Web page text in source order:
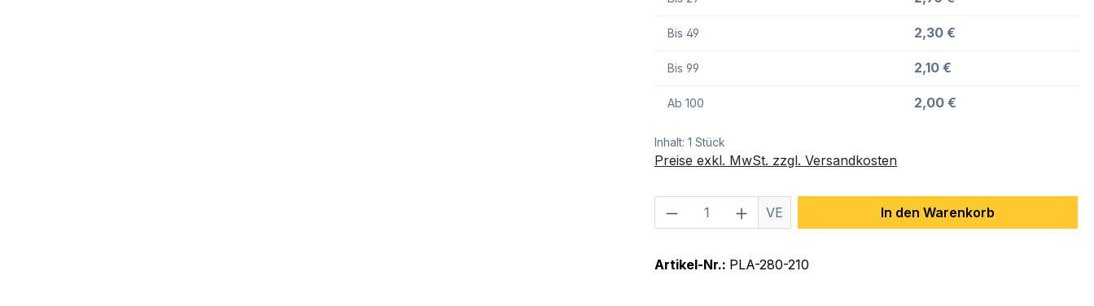
Bis 49 2,30 €
Bis 99 2,10 €
Ab 100 2,00 €
Inhalt: 1 Stück
Preise exkl. MwSt. zzgl. Versandkosten
Produkt Anzahl: Gib den gewünschten Wert
VE In den Warenkorb
Artikel-Nr.: PLA-280-210